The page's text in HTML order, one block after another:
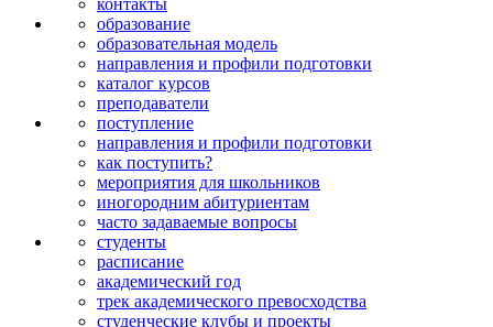
образование
образовательная модель
направления и профили подготовки
каталог курсов
преподаватели
поступление
направления и профили подготовки
как поступить?
мероприятия для школьников
иногородним абитуриентам
часто задаваемые вопросы
студенты
расписание
академический год
трек академического превосходства
студенческие клубы и проекты